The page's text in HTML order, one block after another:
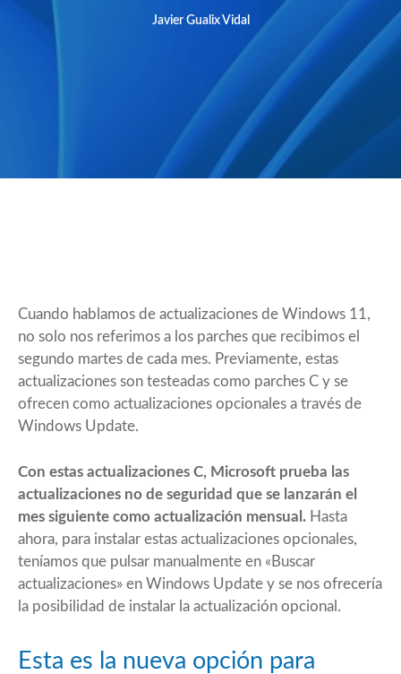
Javier Gualix Vidal
Cuando hablamos de actualizaciones de Windows 11,
no solo nos referimos a los parches que recibimos el
segundo martes de cada mes. Previamente, estas
actualizaciones son testeadas como parches C y se
ofrecen como actualizaciones opcionales a través de
Windows Update.
Con estas actualizaciones C, Microsoft prueba las
actualizaciones no de seguridad que se lanzarán el
mes siguiente como actualización mensual. Hasta
ahora, para instalar estas actualizaciones opcionales,
teníamos que pulsar manualmente en «Buscar
actualizaciones» en Windows Update y se nos ofrecería
la posibilidad de instalar la actualización opcional.
Esta es la nueva opción para